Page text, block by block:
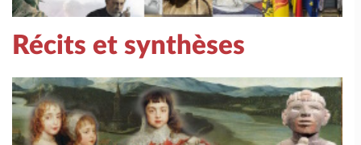
Récits et synthèses